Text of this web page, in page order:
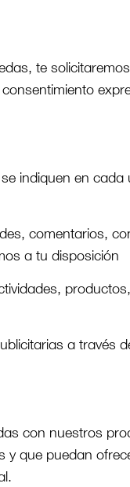
te
indiquen en
comentarios,
a tu disposición
a través
con nuestros
que puedan